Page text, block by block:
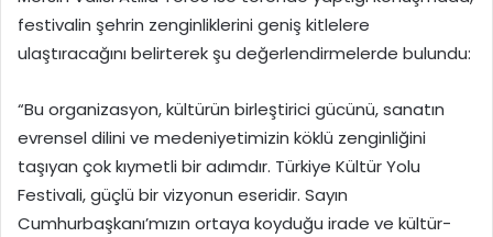
festivalin şehrin zenginliklerini geniş kitlelere
ulaştıracağını belirterek şu değerlendirmelerde bulundu:
“Bu organizasyon, kültürün birleştirici gücünü, sanatın
evrensel dilini ve medeniyetimizin köklü zenginliğini
taşıyan çok kıymetli bir adımdır. Türkiye Kültür Yolu
Festivali, güçlü bir vizyonun eseridir. Sayın
Cumhurbaşkanı’mızın ortaya koyduğu irade ve kültür-